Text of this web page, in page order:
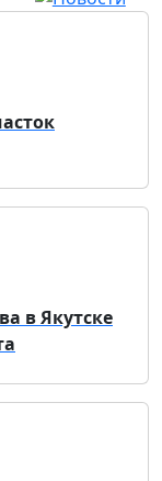
в Якутске